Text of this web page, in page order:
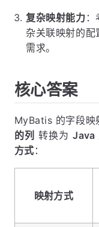
复杂映射能力
杂关联映射的
需求。
核心答案
MyBatis 的字段
的列 转换为Java
方式 ：
映射方式